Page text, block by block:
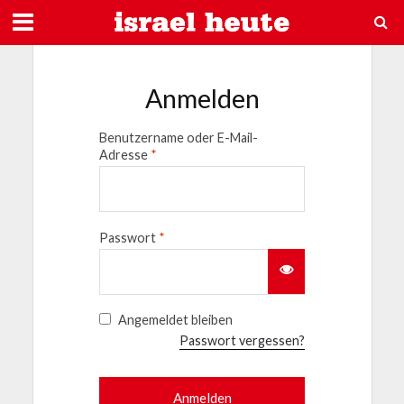
Anmelden
Benutzername oder E-Mail-
Adresse *
Passwort *
Angemeldet bleiben
Passwort vergessen?
Anmelden